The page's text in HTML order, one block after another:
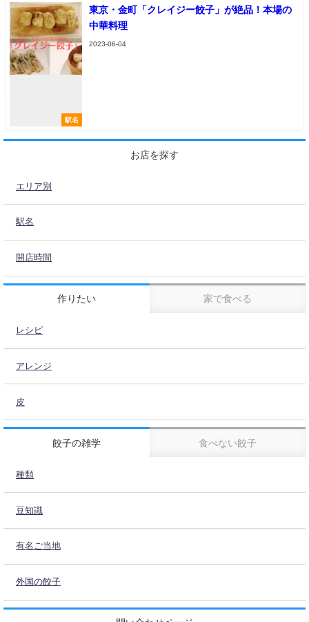
駅名
東京・金町「クレイジー餃子」が絶品！本場の
中華料理
2023-06-04
お店を探す
エリア別
駅名
開店時間
作りたい 家で食べる
レシピ
アレンジ
皮
餃子の雑学 食べない餃子
種類
豆知識
有名ご当地
外国の餃子